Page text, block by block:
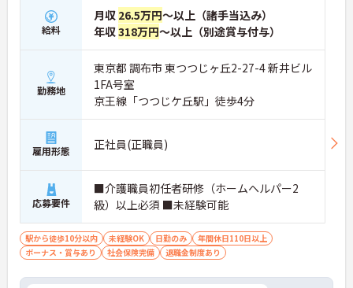
給料
月収 26.5万円～以上（諸手当込み）
年収318万円～以上（別途賞与付与）
勤務地
東京都 調布市 東つつじヶ丘2-27-4 新井ビル
1FA号室
京王線「つつじケ丘駅」徒歩4分
雇用形態 正社員(正職員)
応募要件
■介護職員初任者研修（ホームヘルパー2
級）以上必須 ■未経験可能
駅から徒歩10分以内 未経験OK 日勤のみ
年間休日110日以上
ボーナス・賞与あり
社会保険完備 退職金制度あり